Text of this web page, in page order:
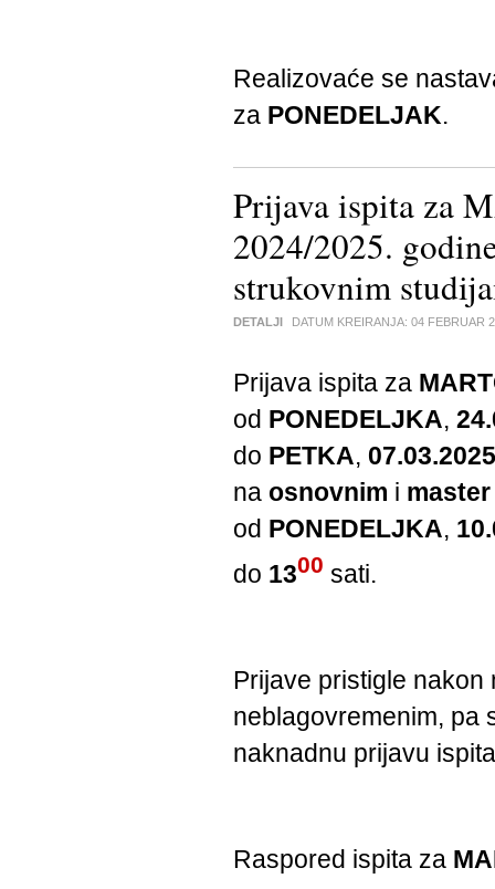
Realizovaće se
za PONEDELJAK.
Prijava ispita za
2024/2025.
strukovnim
DETALJI DATUM KREIRANJA: 04 FEBRUAR
Prijava ispita za
od PONEDELJKA,
do PETKA,
na osnovnim i master
od PONEDELJKA,
do 1300 sati.
Prijave pristigle
neblagovremenim, pa
naknadnu prijavu
Raspored ispita za